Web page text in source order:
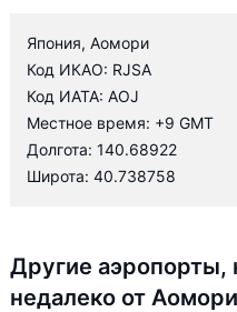
Япония, Аомори
Код ИКАО: RJSA
Код ИАТА: AOJ
Местное время: +9 GMT
Долгота: 140.68922
Широта: 40.738758
Другие аэропорты,
недалеко от Аомори